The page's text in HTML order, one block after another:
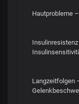
Hautprobleme
Insulinresistenz
Langzeitfolgen